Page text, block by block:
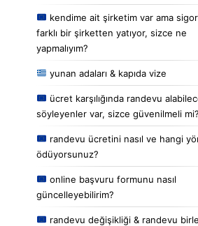
kendime ait şirketim var ama
farklı bir şirketten yatıyor, sizce ne
yapmalıyım?
yunan adaları & kapıda vize
ücret karşılığında randevu
söyleyenler var, sizce güvenilmeli mi?
randevu ücretini nasıl ve hangi
ödüyorsunuz?
online başvuru formunu nasıl
güncelleyebilirim?
randevu değişikliği & randevu